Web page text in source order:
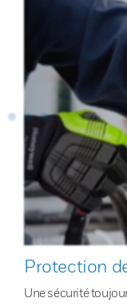
Protection
Une sécurité